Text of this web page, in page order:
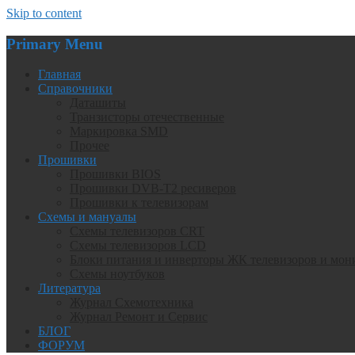
Skip to content
Primary Menu
Главная
Справочники
Прошивки
Схемы и мануалы
Литература
БЛОГ
ФОРУМ